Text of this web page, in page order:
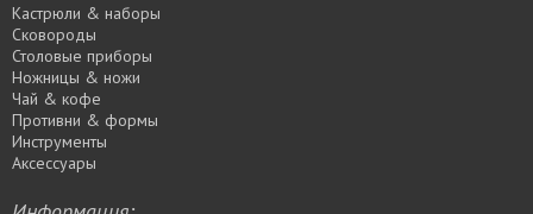
Кастрюли & наборы
Сковороды
Столовые приборы
Ножницы & ножи
Чай & кофе
Противни & формы
Инструменты
Аксессуары